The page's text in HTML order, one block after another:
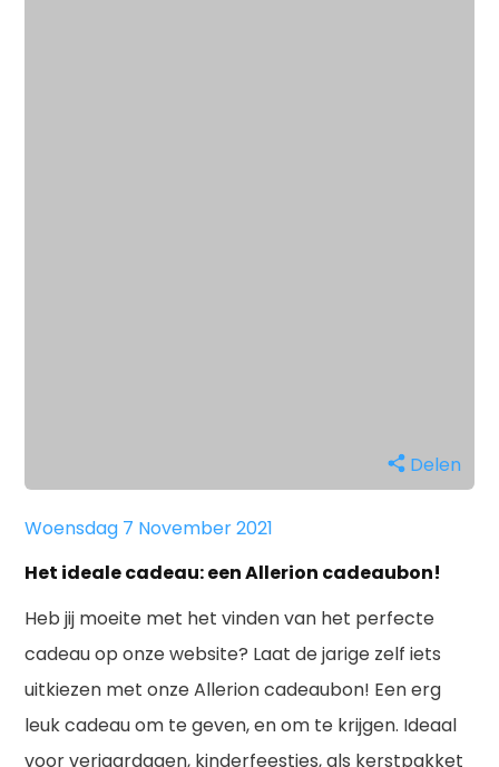
Delen
Woensdag 7 November 2021
Het ideale cadeau: een Allerion cadeaubon!
Heb jij moeite met het vinden van het perfecte
cadeau op onze website? Laat de jarige zelf iets
uitkiezen met onze Allerion cadeaubon! Een erg
leuk cadeau om te geven, en om te krijgen. Ideaal
voor verjaardagen, kinderfeestjes, als kerstpakket